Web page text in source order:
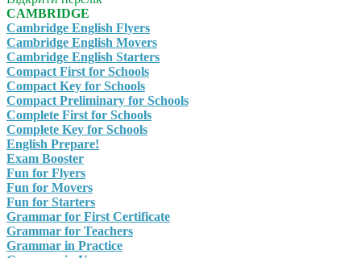
CAMBRIDGE
Cambridge English Flyers
Cambridge English Movers
Cambridge English Starters
Compact First for Schools
Compact Key for Schools
Compact Preliminary for Schools
Complete First for Schools
Complete Key for Schools
English Prepare!
Exam Booster
Fun for Flyers
Fun for Movers
Fun for Starters
Grammar for First Certificate
Grammar for Teachers
Grammar in Practice